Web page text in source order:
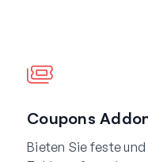
Coupons
Bieten Sie feste